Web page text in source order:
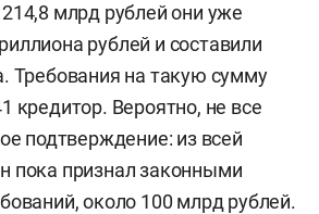
млрд рублей они уже
рублей и составили
Требования на такую сумму
кредитор. Вероятно, не все
подтверждение: из всей
пока признал законными
около 100 млрд рублей.